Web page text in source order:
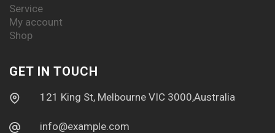
Service
My account
Shop
GET IN TOUCH
121 King St, Melbourne VIC 3000,Australia
info@example.com